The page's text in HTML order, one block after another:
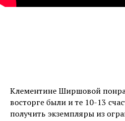
Клементине Ширшовой
восторге были и те 10-13
получить экземпляры из